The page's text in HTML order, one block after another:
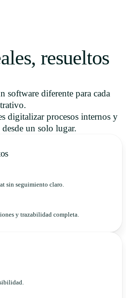
resueltos
software diferente para cada
digitalizar procesos internos y
un solo lugar.
sin seguimiento claro.
y trazabilidad completa.